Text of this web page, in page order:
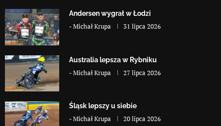
Andersen wygrał w Łodzi
-Michał Krupa 31 lipca 2026
Australia lepsza w Rybniku
-Michał Krupa 27 lipca 2026
Śląsk lepszy u siebie
-Michał Krupa 20 lipca 2026